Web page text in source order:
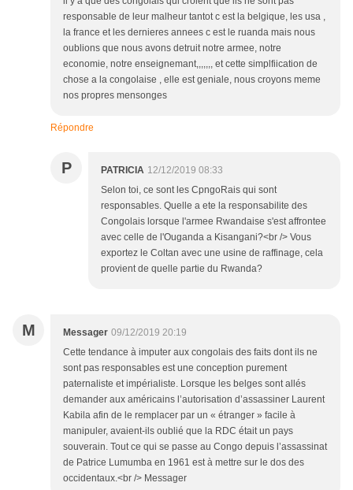
responsable de leur malheur tantot c est la belgique, les usa ,
la france et les dernieres annees c est le ruanda mais nous
oublions que nous avons detruit notre armee, notre
economie, notre enseignemant,,,,,,, et cette simplfiication de
chose a la congolaise , elle est geniale, nous croyons meme
nos propres mensonges
Répondre
P PATRICIA 12/12/2019 08:33
Selon toi, ce sont les CpngoRais qui sont
responsables. Quelle a ete la responsabilite des
Congolais lorsque l'armee Rwandaise s'est affrontee
avec celle de l'Ouganda a Kisangani?<br /> Vous
exportez le Coltan avec une usine de raffinage, cela
provient de quelle partie du Rwanda?
M Messager 09/12/2019 20:19
Cette tendance à imputer aux congolais des faits dont ils ne
sont pas responsables est une conception purement
paternaliste et impérialiste. Lorsque les belges sont allés
demander aux américains l’autorisation d’assassiner Laurent
Kabila afin de le remplacer par un « étranger » facile à
manipuler, avaient-ils oublié que la RDC était un pays
souverain. Tout ce qui se passe au Congo depuis l’assassinat
de Patrice Lumumba en 1961 est à mettre sur le dos des
occidentaux.<br /> Messager